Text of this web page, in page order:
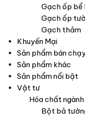
Gạch ốp bể
Gạch ốp
Gạch thảm
Khuyến Mại
Sản phẩm bán
Sản phẩm khác
Sản phẩm nổi bật
Vật tư
Hóa chất
Bột bả